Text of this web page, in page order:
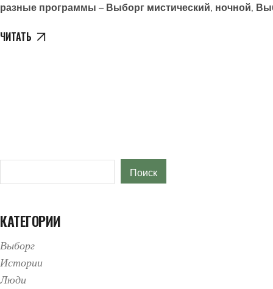
разные программы – Выборг мистический, ночной,
ЧИТАТЬ
Поиск
КАТЕГОРИИ
Выборг
Истории
Люди